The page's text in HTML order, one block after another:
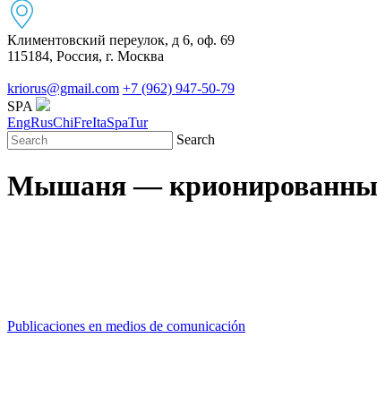
Климентовский переулок, д 6, оф. 69
115184, Россия, г. Москва
kriorus@gmail.com +7 (962) 947-50-79
SPA
EngRusChiFreItaSpaTur
Search
Мышаня —
Publicaciones en medios de comunicación